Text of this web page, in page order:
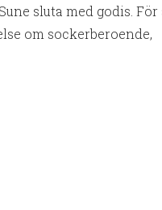
sluta med godis. För
om sockerberoende,